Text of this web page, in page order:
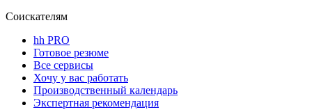
Соискателям
hh PRO
Готовое резюме
Все сервисы
Хочу у вас работать
Производственный календарь
Экспертная рекомендация